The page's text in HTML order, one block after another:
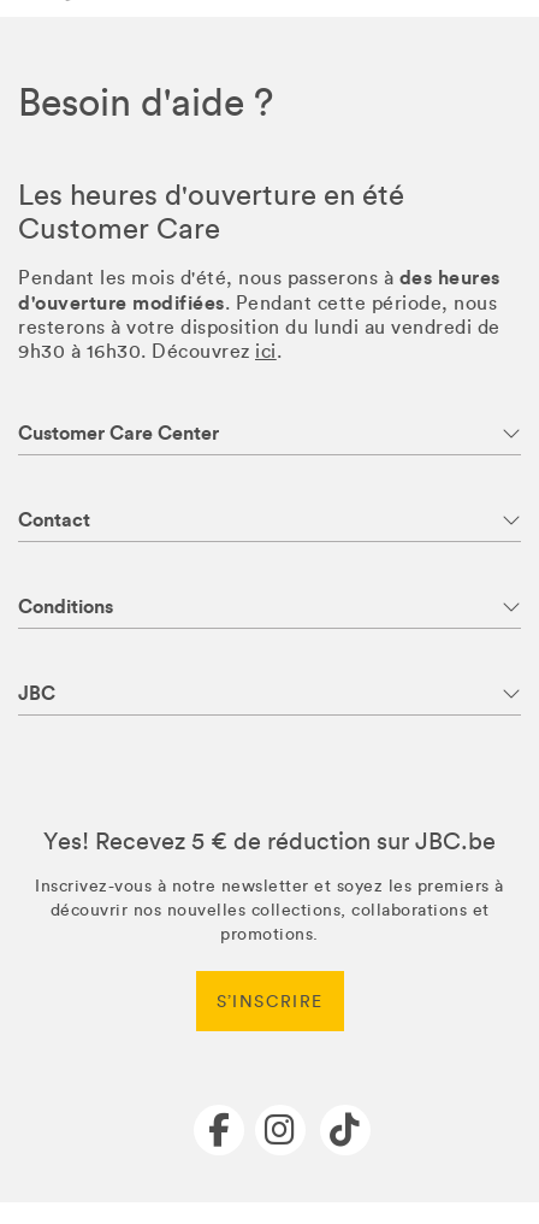
Besoin d'aide ?
Les heures d'ouverture en été
Customer Care
Pendant les mois d'été, nous passerons à des heures
d'ouverture modifiées. Pendant cette période, nous
resterons à votre disposition du lundi au vendredi de
9h30 à 16h30. Découvrez ici.
Customer Care Center
Contact
Conditions
JBC
Yes! Recevez 5 € de réduction sur JBC.be
Inscrivez-vous à notre newsletter et soyez les premiers à
découvrir nos nouvelles collections, collaborations et
promotions.
S’INSCRIRE